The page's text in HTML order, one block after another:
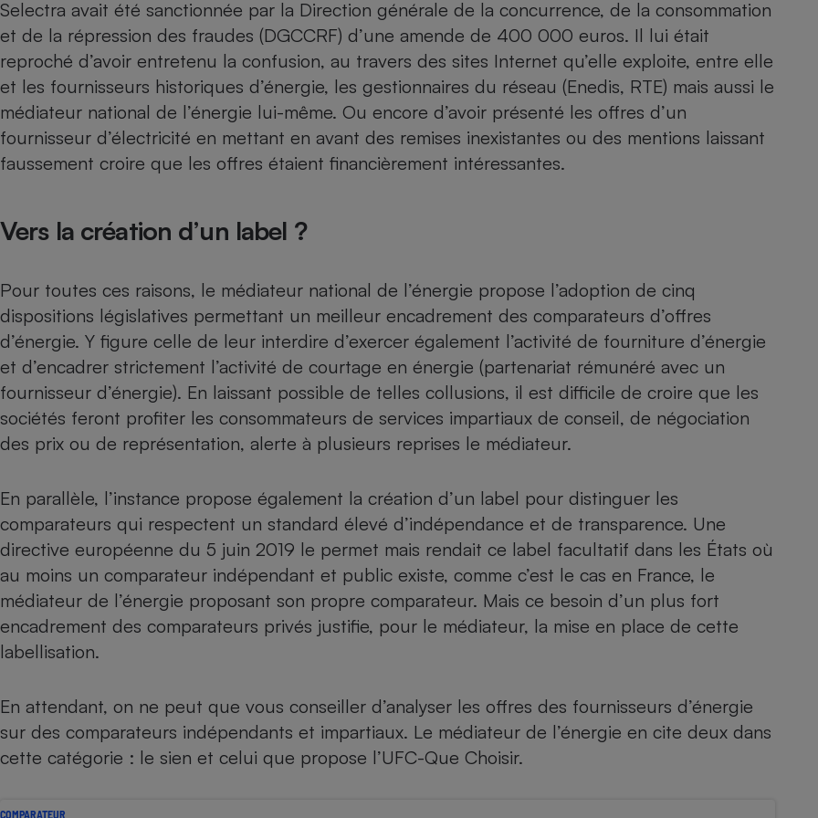
Selectra avait été sanctionnée par la Direction générale de la concurrence, de la consommation
et de la répression des fraudes (DGCCRF) d’une amende de 400 000 euros. Il lui était
reproché d’avoir entretenu la confusion, au travers des sites Internet qu’elle exploite, entre elle
et les fournisseurs historiques d’énergie, les gestionnaires du réseau (Enedis, RTE) mais aussi le
médiateur national de l’énergie lui-même. Ou encore d’avoir présenté les offres d’un
fournisseur d’électricité en mettant en avant des remises inexistantes ou des mentions laissant
faussement croire que les offres étaient financièrement intéressantes.
Vers la création d’un label ?
Pour toutes ces raisons, le médiateur national de l’énergie propose l’adoption de cinq
dispositions législatives permettant un meilleur encadrement des comparateurs d’offres
d’énergie. Y figure celle de leur interdire d’exercer également l’activité de fourniture d’énergie
et d’encadrer strictement l’activité de courtage en énergie (partenariat rémunéré avec un
fournisseur d’énergie). En laissant possible de telles collusions, il est difficile de croire que les
sociétés feront profiter les consommateurs de services impartiaux de conseil, de négociation
des prix ou de représentation, alerte à plusieurs reprises le médiateur.
En parallèle, l’instance propose également la création d’un label pour distinguer les
comparateurs qui respectent un standard élevé d’indépendance et de transparence. Une
directive européenne du 5 juin 2019 le permet mais rendait ce label facultatif dans les États où
au moins un comparateur indépendant et public existe, comme c’est le cas en France, le
médiateur de l’énergie proposant son propre comparateur. Mais ce besoin d’un plus fort
encadrement des comparateurs privés justifie, pour le médiateur, la mise en place de cette
labellisation.
En attendant, on ne peut que vous conseiller d’analyser les offres des fournisseurs d’énergie
sur des comparateurs indépendants et impartiaux. Le médiateur de l’énergie en cite deux dans
cette catégorie : le sien et celui que propose l’UFC-Que Choisir.
COMPARATEUR